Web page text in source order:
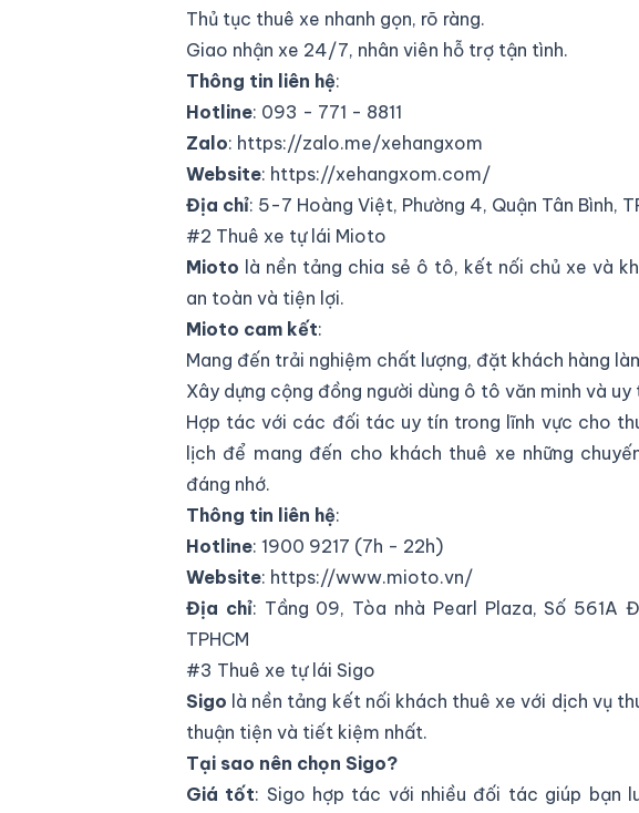
Thủ tục thuê xe nhanh gọn, rõ ràng.
Giao nhận xe 24/7, nhân viên hỗ trợ tận tình.
Thông tin liên hệ:
Hotline: 093 - 771 - 8811
Zalo: https://zalo.me/xehangxom
Website: https://xehangxom.com/
Địa chỉ: 5-7 Hoàng Việt, Phường 4, Quận Tân Bình,
#2 Thuê xe tự lái Mioto
Mioto là nền tảng chia sẻ ô tô, kết nối chủ xe và
an toàn và tiện lợi.
Mioto cam kết:
Mang đến trải nghiệm chất lượng, đặt khách hàng
Xây dựng cộng đồng người dùng ô tô văn minh và
Hợp tác với các đối tác uy tín trong lĩnh vực cho
lịch để mang đến cho khách thuê xe những
đáng nhớ.
Thông tin liên hệ:
Hotline: 1900 9217 (7h - 22h)
Website: https://www.mioto.vn/
Địa chỉ: Tầng 09, Tòa nhà Pearl Plaza, Số 561A
TPHCM
#3 Thuê xe tự lái Sigo
Sigo là nền tảng kết nối khách thuê xe với dịch vụ
thuận tiện và tiết kiệm nhất.
Tại sao nên chọn Sigo?
Giá tốt: Sigo hợp tác với nhiều đối tác giúp bạn